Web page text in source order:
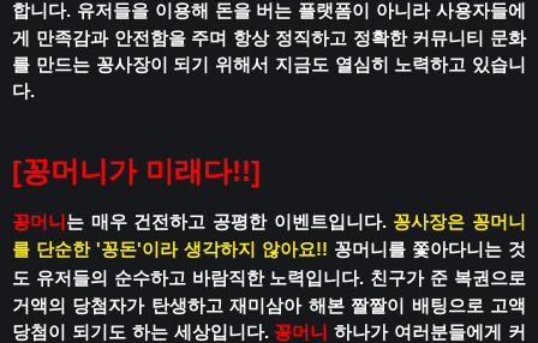
합니다. 유저들을 이용해 돈을 버는 플랫폼이 아니라 사용자들에
게 만족감과 안전함을 주며 항상 정직하고 정확한 커뮤니티 문화
를 만드는 꽁사장이 되기 위해서 지금도 열심히 노력하고 있습니
다.
[꽁머니가 미래다!!]
꽁머니 는 매우 건전하고 공평한 이벤트입니다. 꽁사장은 꽁머니
를 단순한 '꽁돈'이라 생각하지 않아요!! 꽁머니를 쫓아다니는 것
도 유저들의 순수하고 바람직한 노력입니다. 친구가 준 복권으로
거액의 당첨자가 탄생하고재미삼아 해본 짤짤이 배팅으로 고액
당첨이 되기도 하는 세상입니다. 꽁머니 하나가 여러분들에게 커